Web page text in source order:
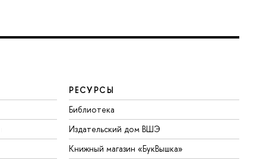
РЕСУРСЫ
Библиотека
Издательский дом ВШЭ
Книжный магазин «БукВышка»